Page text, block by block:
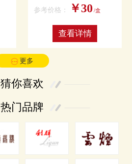
参考价格： ￥30 /盒
查看详情
更多
猜你喜欢
热门品牌